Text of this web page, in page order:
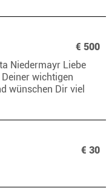
€ 500
Niedermayr Liebe
wichtigen
wünschen Dir viel
€ 30